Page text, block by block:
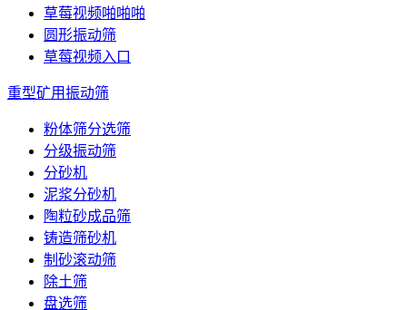
草莓视频啪啪啪
圆形振动筛
草莓视频入口
重型矿用振动筛
粉体筛分选筛
分级振动筛
分砂机
泥浆分砂机
陶粒砂成品筛
铸造筛砂机
制砂滚动筛
除土筛
盘选筛